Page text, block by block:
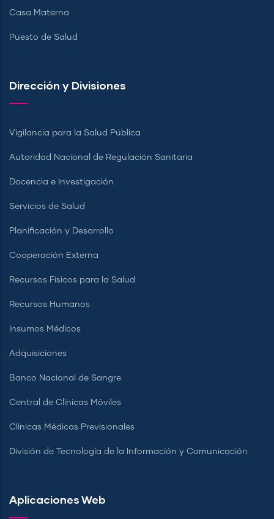
Casa Materna
Puesto de Salud
Dirección y Divisiones
Vigilancia para la Salud Pública
Autoridad Nacional de Regulación Sanitaria
Docencia e Investigación
Servicios de Salud
Planificación y Desarrollo
Cooperación Externa
Recursos Físicos para la Salud
Recursos Humanos
Insumos Médicos
Adquisiciones
Banco Nacional de Sangre
Central de Clínicas Móviles
Clínicas Médicas Previsionales
División de Tecnología de la Información y Comunicación
Aplicaciones Web